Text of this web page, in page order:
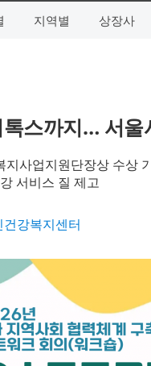
지역별 상장사
스까지… 서
사업지원단장상 수상
서비스 질 제고
강복지센터